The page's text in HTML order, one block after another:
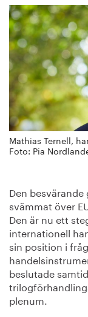
Om oss
Mathias Ternell,
Foto: Pia
Den
svämmat över
Den är nu ett
internationell
sin position i
beslutade
plenum.